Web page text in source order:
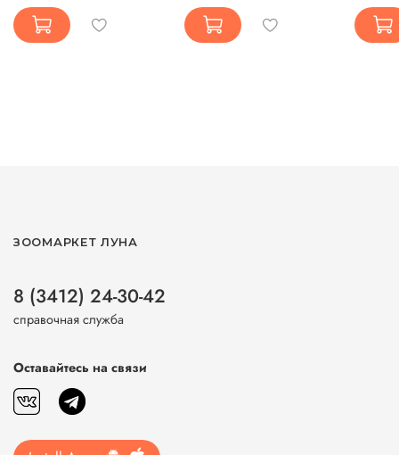
ЗООМАРКЕТ ЛУНА
8 (3412) 24-30-42
справочная служба
Оставайтесь на связи